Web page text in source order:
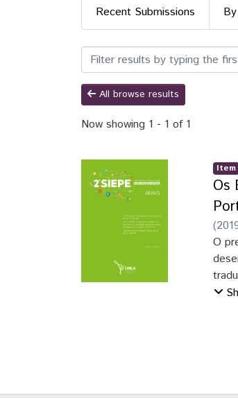
Recent Submissions
Browsing II
All browse results
Now showing 1 - 1 of 1
Item
Os
(
O